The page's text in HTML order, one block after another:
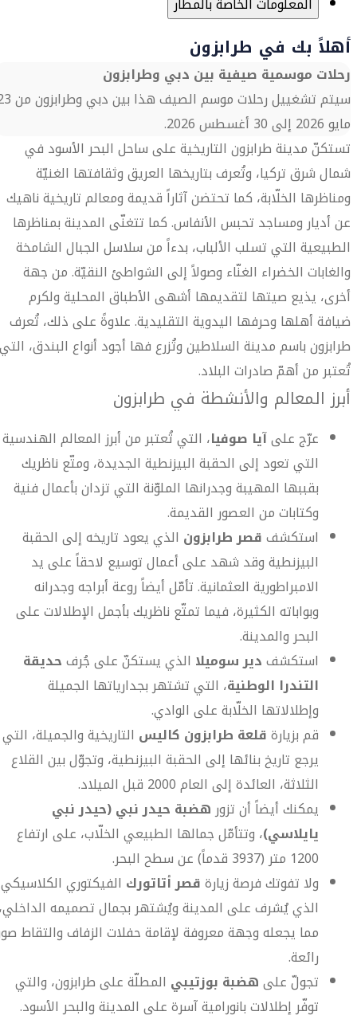
أهلاً بك في طرابزون
رحلات موسمية صيفية بين دبي وطرابزون
سيتم تشغييل رحلات موسم
مايو 2026 إلى 30 أغسطس 2026.
تستكنّ مدينة طرابزون التاريخية على ساحل البحر الأسود في
شمال شرق تركيا، وتُعرف بتاريخها العريق وثقافتها الغنيّة
ومناظرها الخلّابة، كما تحتضن آثاراً قديمة ومعالم تاريخية ناهيك
عن أديار ومساجد تحبس الأنفاس. كما تتغنّى المدينة بمناظرها
الطبيعية التي تسلب الألباب، بدءاً من سلاسل الجبال الشامخة
والغابات الخضراء الغنّاء وصولاً إلى الشواطئ النقيّة. من جهة
أخرى، يذيع صيتها لتقديمها أشهى الأطباق المحلية ولكرم
ضيافة أهلها وحرفها اليدوية التقليدية. علاوةً على ذلك، تُعرف
طرابزون باسم مدينة السلاطين وتُزرع فها أجود أنواع البندق، التي
تُعتبر من أهمّ صادرات البلاد.
أبرز المعالم والأنشطة في طرابزون
عرّج علىآيا صوفيا، التي تُعتبر من أبرز المعالم الهندسية
التي تعود إلى الحقبة البيزنطية الجديدة، ومتّع ناظريك
بقببها المهيبة وجدرانها الملوّنة التي تزدان بأعمال فنية
وكتابات من العصور القديمة.
استكشفقصر طرابزون الذي يعود تاريخه إلى الحقبة
البيزنطية وقد شهد على أعمال توسيع لاحقاً على يد
الامبراطورية العثمانية. تأمّل أيضاً روعة أبراجه وجدرانه
وبواباته الكثيرة، فيما تمتّع ناظريك بأجمل الإطلالات على
البحر والمدينة.
استكشفدير سوميلا الذي يستكنّ على جُرفحديقة
التندرا الوطنية، التي تشتهر بجدارياتها الجميلة
وإطلالاتها الخلّابة على الوادي.
قم بزيارةقلعة طرابزون كاليس التاريخية والجميلة، التي
يرجع تاريخ بنائها إلى الحقبة البيزنطية، وتجوّل بين القلاع
الثلاثة، العائدة إلى العام 2000 قبل الميلاد.
يمكنك أيضاً أن تزور هضبة حيدر نبي (حيدر نبي
يايلاسي)، وتتأمّل جمالها الطبيعي الخلّاب، على ارتفاع
1200 متر (3937 قدماً) عن سطح البحر.
ولا تفوتك فرصة زيارةقصر أتاتورك الفيكتوري الكلاسيكي
الذي يُشرف على المدينة ويُشتهر بجمال تصميمه
مما يجعله وجهة معروفة لإقامة حفلات الزفاف والتقاط
رائعة.
تجولّ علىهضبة بوزتيبي المطلّة على طرابزون، والتي
توفّر إطلالات بانورامية آسرة على المدينة والبحر الأسود.